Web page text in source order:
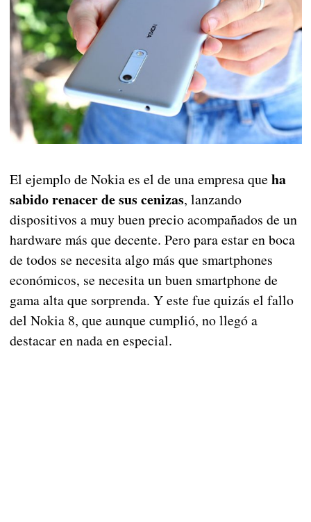
El ejemplo de Nokia es el de una empresa que ha
sabido renacer de sus cenizas, lanzando
dispositivos a muy buen precio acompañados de un
hardware más que decente. Pero para estar en boca
de todos se necesita algo más que smartphones
económicos, se necesita un buen smartphone de
gama alta que sorprenda. Y este fue quizás el fallo
del Nokia 8, que aunque cumplió, no llegó a
destacar en nada en especial.